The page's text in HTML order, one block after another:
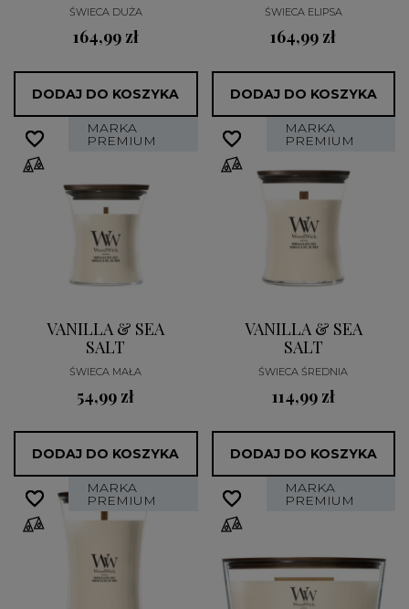
ŚWIECA DUŻA
164,99 zł
DODAJ DO KOSZYKA
ŚWIECA ELIPSA
164,99 zł
DODAJ DO KOSZYKA
MARKA
PREMIUM
VANILLA & SEA
SALT
ŚWIECA MAŁA
54,99 zł
DODAJ DO KOSZYKA
favorite_border
favorite_border MARKA
PREMIUM
VANILLA & SEA
SALT
ŚWIECA ŚREDNIA
114,99 zł
DODAJ DO KOSZYKA
favorite_border
favorite_border
MARKA
PREMIUM
favorite_border
favorite_border MARKA
PREMIUM
favorite_border
favorite_border